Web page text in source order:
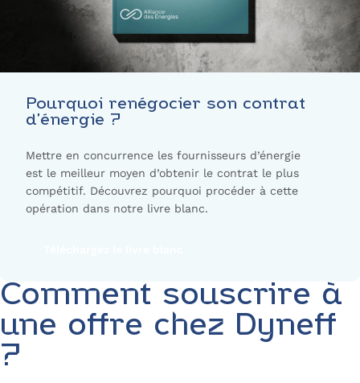
Pourquoi renégocier son contrat
d’énergie ?
Mettre en concurrence les fournisseurs d’énergie
est le meilleur moyen d’obtenir le contrat le plus
compétitif. Découvrez pourquoi procéder à cette
opération dans notre livre blanc.
Comment souscrire à
une offre chez Dyneff
?